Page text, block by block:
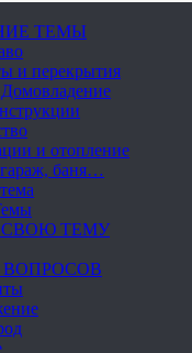
ТЕМЫ
и перекрытия
и отопление
баня…
СВОЮ ТЕМУ
ВОПРОСОВ